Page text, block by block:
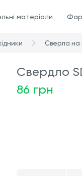
матеріали
Сверла на
Свердло
86 грн